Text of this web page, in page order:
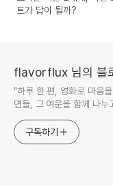
트가 답이 될까?
flavorflux 님의 블
"하루 한 편, 영화로 마음
면들, 그 여운을 함께 나누
구독하기